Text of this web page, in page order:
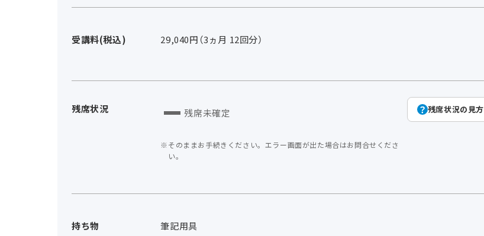
受講料(税込) 29,040円（3ヵ月 12回分）
残席状況 残席未確定
そのままお手続きください。エラー画面が出た場合はお問合せくださ
い。
残席状況の見方
持ち物 筆記用具